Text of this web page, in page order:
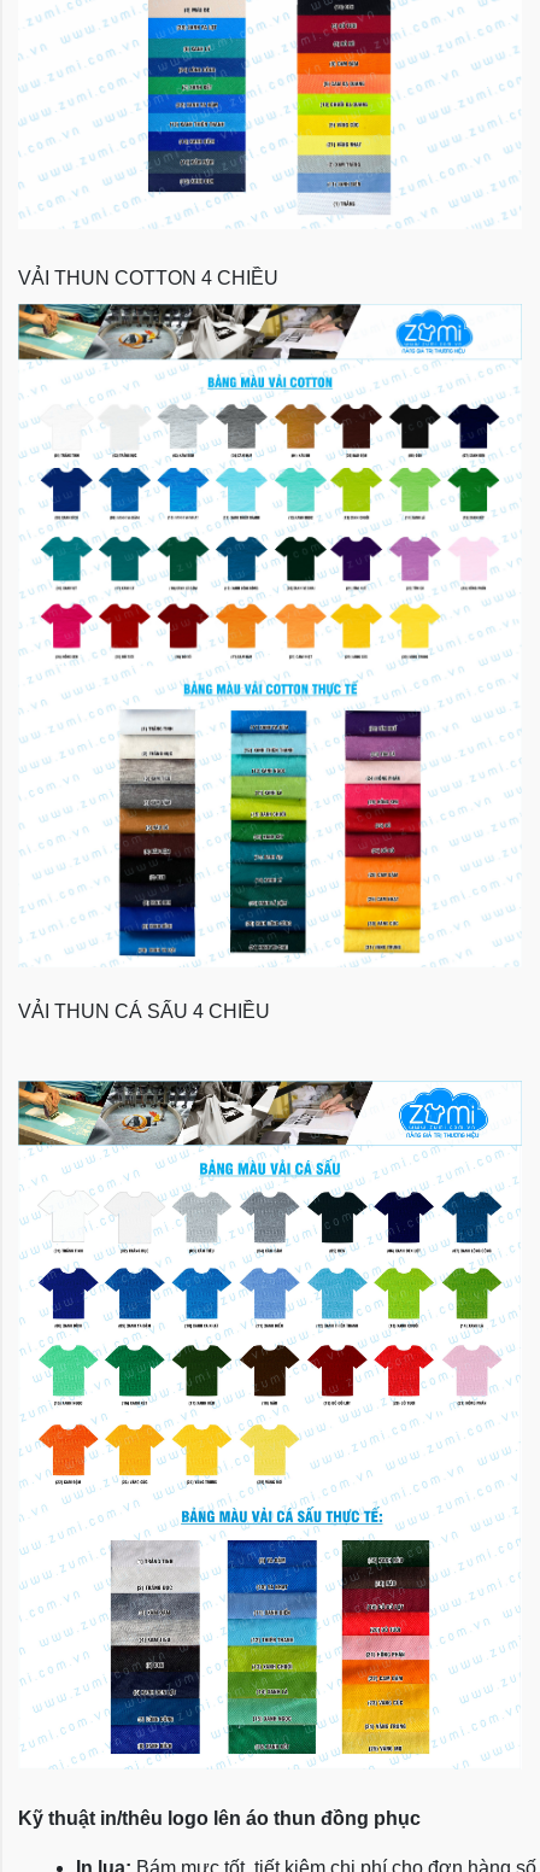
VẢI THUN COTTON 4 CHIỀU
VẢI THUN CÁ SẤU 4 CHIỀU
Kỹ thuật in/thêu logo lên áo thun đồng phục